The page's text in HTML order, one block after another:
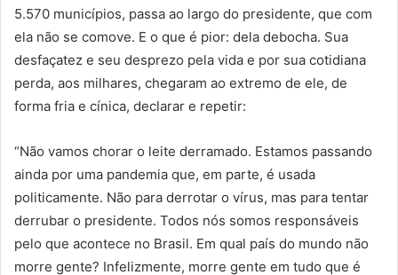
5.570 municípios, passa ao largo do presidente, que com
ela não se comove. E o que é pior: dela debocha. Sua
desfaçatez e seu desprezo pela vida e por sua cotidiana
perda, aos milhares, chegaram ao extremo de ele, de
forma fria e cínica, declarar e repetir:
“Não vamos chorar o leite derramado. Estamos passando
ainda por uma pandemia que, em parte, é usada
politicamente. Não para derrotar o vírus, mas para tentar
derrubar o presidente. Todos nós somos responsáveis
pelo que acontece no Brasil. Em qual país do mundo não
morre gente? Infelizmente, morre gente em tudo que é